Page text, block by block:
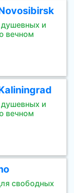
и
вечном
и
вечном
свободных